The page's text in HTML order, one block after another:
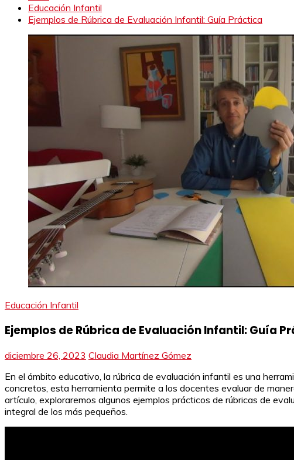
Educación Infantil
Ejemplos de Rúbrica de Evaluación Infantil: Guía Práctica
Educación Infantil
Ejemplos de Rúbrica de Evaluación Infantil: Guía
diciembre 26, 2023 Claudia Martínez Gómez
En el ámbito educativo, la rúbrica de evaluación infantil es una
concretos, esta herramienta permite a los docentes evaluar de
artículo, exploraremos algunos ejemplos prácticos de rúbricas de
integral de los más pequeños.